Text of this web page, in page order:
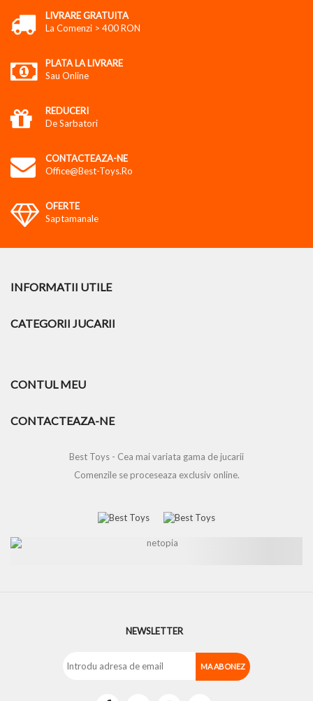
LIVRARE GRATUITA
La Comenzi > 400 RON
PLATA LA LIVRARE
Sau Online
REDUCERI
De Sarbatori
CONTACTEAZA-NE
Office@best-Toys.ro
OFERTE
Saptamanale
INFORMATII UTILE
CATEGORII JUCARII
CONTUL MEU
CONTACTEAZA-NE
Best Toys - Cea mai variata gama de jucarii
Comenzile se proceseaza exclusiv online.
NEWSLETTER